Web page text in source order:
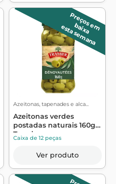
P
r
e
ç
o
s
e
m
b
a
ix
a
esta semana
Azeitonas, tapenades e alca...
Azeitonas verdes
postadas naturais 160g -
Tramier
Caixa de 12 peças
Ver produto